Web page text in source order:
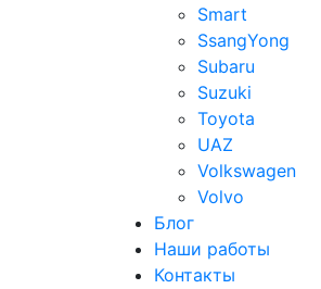
Smart
SsangYong
Subaru
Suzuki
Toyota
UAZ
Volkswagen
Volvo
Блог
Наши работы
Контакты